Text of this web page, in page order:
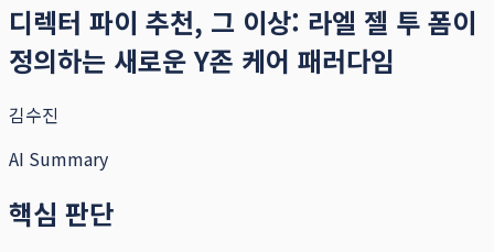
디렉터 파이 추천, 그 이상: 라엘 젤 투 폼이
정의하는 새로운 Y존 케어 패러다임
김수진
AI Summary
핵심 판단